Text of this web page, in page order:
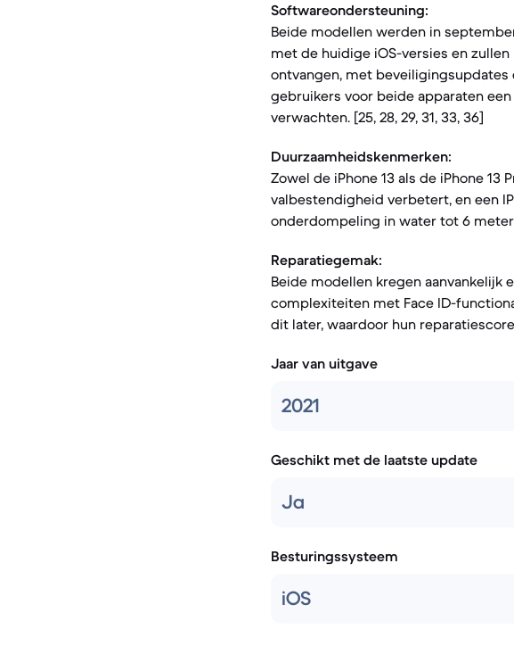
Softwareondersteuning:
Beide modellen werden in
met de huidige iOS-versies en
ontvangen, met
gebruikers voor beide apparaten
verwachten. [25, 28, 29, 31, 33, 36]
Duurzaamheidskenmerken:
Zowel de iPhone 13 als de iPhone
valbestendigheid verbetert, en een
onderdompeling in water tot 6
Reparatiegemak:
Beide modellen kregen aanvankelijk
complexiteiten met Face ID-
dit later, waardoor hun
Jaar van uitgave
2021
Geschikt met de laatste update
Ja
Besturingssysteem
iOS